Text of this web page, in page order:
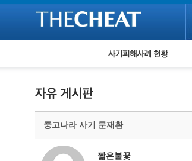
피해사례 현황
보이스피싱 피해사례
유해사이트 목록
비공개 피해사례
중고나라 사기 문재환
짧은불꽃